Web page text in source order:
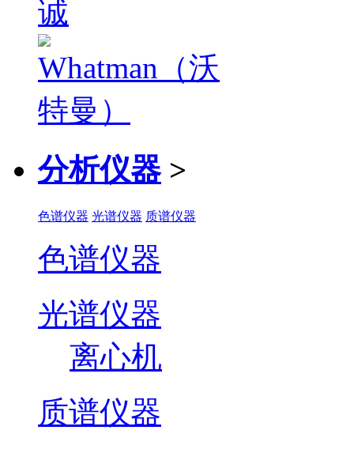
分析仪器 >
色谱仪器 光谱仪器 质谱仪器
色谱仪器
光谱仪器
离心机
质谱仪器